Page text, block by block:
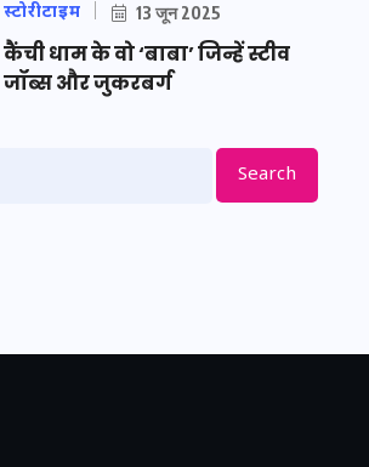
स्टोरीटाइम 13 जून 2025
कैंची धाम के वो ‘बाबा’ जिन्हें स्टीव
जॉब्स और जुकरबर्ग
Search